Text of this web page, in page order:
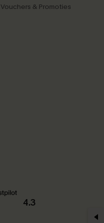
Vouchers & Promoties
4.3